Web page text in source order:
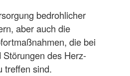
bedrohlicher
aber auch die
die bei
des Herz-
treffen sind.